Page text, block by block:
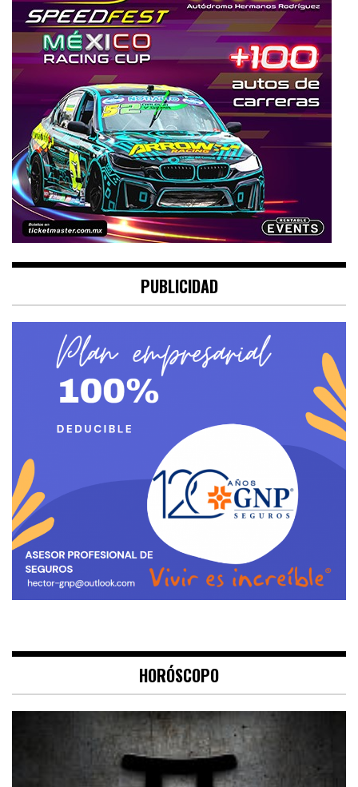
PUBLICIDAD
HORÓSCOPO